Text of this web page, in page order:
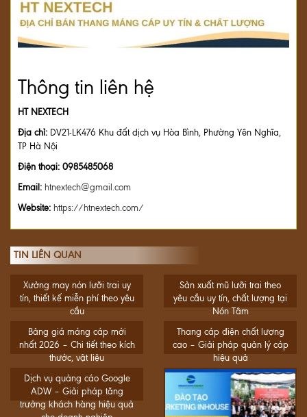
Thông tin liên hệ
HT NEXTECH
Địa chỉ: DV21-LK476 Khu đất dịch vụ Hòa Bình, Phường Yên Nghĩa,
TP Hà Nội
Điện thoại: 0985485068
Email: htnextech@gmail.com
Website: https://htnextech.com/
TIN LIÊN QUAN
Xưởng may nón lưỡi trai uy
tín, thiết kế miễn phí theo yêu
cầu
Sản xuất mũ lưỡi trai theo
yêu cầu uy tín, chất lượng tại
Nón Tâm
Bảng giá máng cáp mới
nhất 2026 – Chi tiết theo kích
thước, vật liệu
Thang cáp điện chất lượng
cao – Giải pháp quản lý cáp
hiệu quả
Dịch vụ quảng cáo Google
ADW – Giải pháp tăng
trưởng khách hàng hiệu quả